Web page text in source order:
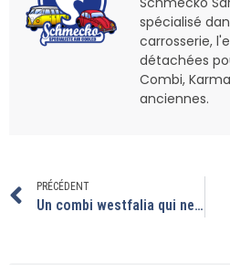
spécialisé
carrosserie,
détachées
Combi,
anciennes.
PRÉCÉDENT
Un combi westfalia qui ne sentira plus l’essence.